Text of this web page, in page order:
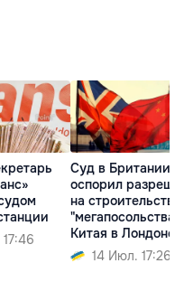
Суд в Британии
оспорил
на строительство
"мегапосольства"
Китая в Лондоне
14 Июл. 17:26